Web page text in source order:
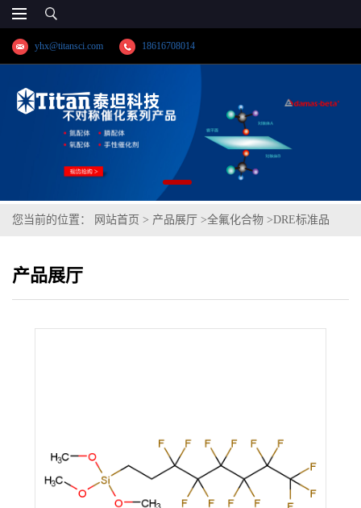
yhx@titansci.com 18616708014
您当前的位置： 网站首页 > 产品展厅 >全氟化合物 >DRE标准品
应)
产品展厅